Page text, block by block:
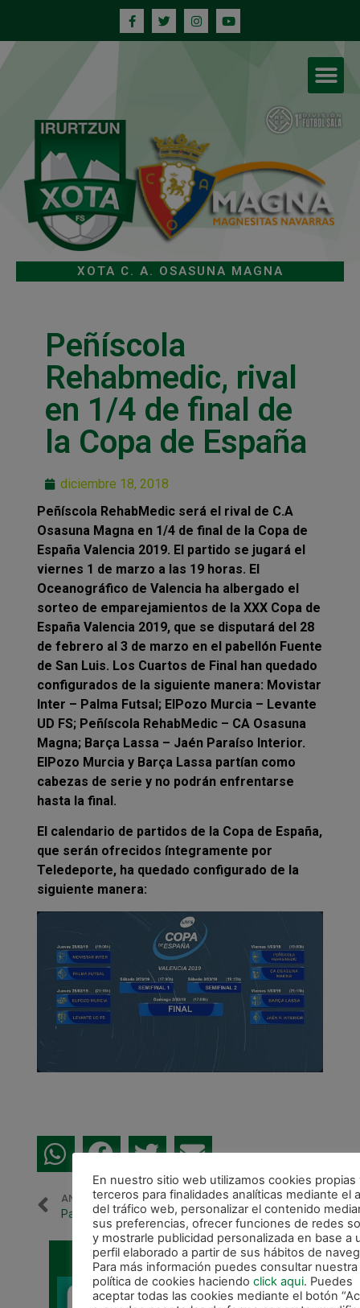
XOTA C. A. OSASUNA MAGNA
Peñíscola
Rehabmedic, rival
en 1/4 de final de
la Copa de España
diciembre 18, 2018
Peñíscola RehabMedic será el rival de C.A
Osasuna Magna en 1/4 de final de la Copa de
España Valencia 2019. El partido se jugará el
viernes 1 de marzo a las 19 horas. El
Oceanográfico de Valencia ha albergado el
sorteo de emparejamientos de la XXX Copa de
España Valencia 2019, que se disputará del 28
de febrero al 3 de marzo en el pabellón Fuente
de San Luis. Los Cuartos de Final han quedado
configurados de la siguiente manera: Movistar
Inter – Palma Futsal; ElPozo Murcia – Levante
UD FS; Peñíscola RehabMedic – CA Osasuna
Magna; Barça Lassa – Jaén Paraíso Interior.
ElPozo Murcia y Barça Lassa partían como
cabezas de serie y no podrán enfrentarse
hasta la final.
El calendario de partidos de la Copa de España,
que serán ofrecidos íntegramente por
Teledeporte, ha quedado configurado de la
siguiente manera:
ANTERIOR
Partido amistoso contra el FC Barcelona en Donosti
SIGUIENTE
Reserva tu entrada para ver a Osasuna Magna en la Copa de España
CALENDARIO DE LIGA
En nuestro sitio web utilizamos cookies propias
terceros para finalidades analíticas mediante el
del tráfico web, personalizar el contenido
sus preferencias, ofrecer funciones de redes
y mostrarle publicidad personalizada en base a
perfil elaborado a partir de sus hábitos de
Para más información puedes consultar nuestra
política de cookies haciendo click aqui. Puedes
aceptar todas las cookies mediante el botón